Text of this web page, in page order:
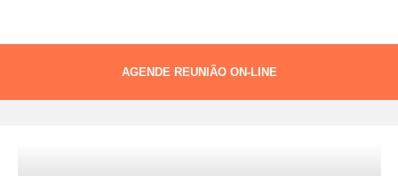
AGENDE REUNIÃO ON-LINE